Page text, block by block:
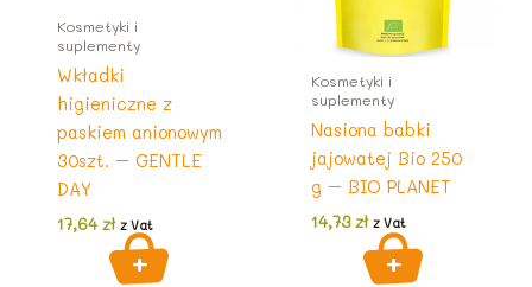
Kosmetyki i
suplementy
Wkładki
higieniczne z
paskiem anionowym
30szt. – GENTLE
DAY
17,64 zł z Vat
Kosmetyki i
suplementy
Nasiona babki
jajowatej Bio 250
g – BIO PLANET
14,73zł z Vat